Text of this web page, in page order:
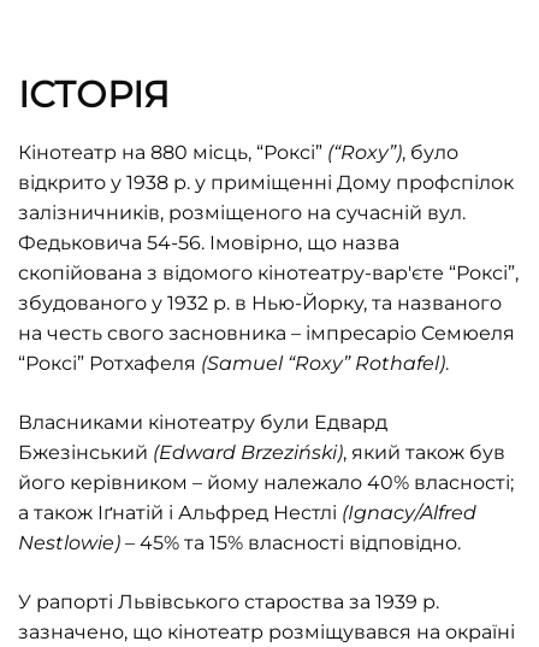
ІСТОРІЯ
Кінотеатр на 880 місць, “Роксі” (“Roxy”), було
відкрито у 1938 р. у приміщенні Дому профспілок
залізничників, розміщеного на сучасній вул.
Федьковича 54-56. Імовірно, що назва
скопійована з відомого кінотеатру-вар'єте “Роксі”,
збудованого у 1932 р. в Нью-Йорку, та названого
на честь свого засновника – імпресаріо Семюеля
“Роксі” Ротхафеля (Samuel “Roxy” Rothafel).
Власниками кінотеатру були Едвард
Бжезінський (Edward Brzeziński), який також був
його керівником – йому належало 40% власності;
а також Іґнатій і Альфред Нестлі (Ignacy/Alfred
Nestlowie) – 45% та 15% власності відповідно.
У рапорті Львівського староства за 1939 р.
зазначено, що кінотеатр розміщувався на окраїні